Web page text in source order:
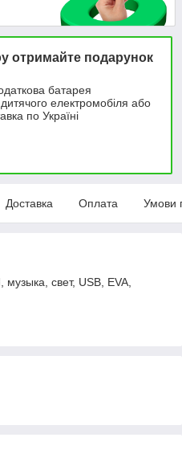
отримайте подарунок
батарея
електромобіля або
по Україні
Доставка Оплата Умови
свет, USB, EVA,